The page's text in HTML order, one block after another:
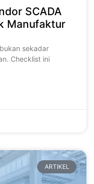
SCADA
Manufaktur
sekadar
Checklist ini
ARTIKEL